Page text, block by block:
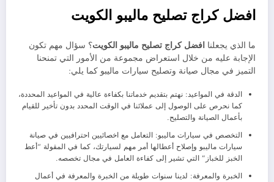
افضل كراج تصليح ماليبو الكويت
ما الذي يجعلنا افضل كراج تصليح ماليبو الكويت؟ سؤال مهم تكون
الإجابة عليه من خلال استعراض مجموعة من الأمور التي تمنحنا
التميز في مجال صيانة وتصليح سيارات ماليبو كما يلي:
الدقة في المواعيد: نهتم بتقديم خدماتنا بكفاءة عالية في المواعيد المحددة،
كما نحرص على الوصول إلى عملائنا في الوقت المحدد بدون تأخير للقيام
بأعمال الصيانة والتصليح.
التخصص في سيارات ماليبو: التعامل مع اخصائيين احترافيين في صيانة
سيارات ماليبو وإصلاح أعطالها أمر مهم لسيارتك، كما في المقولة “أعط
الخبز للخباز” التي تشير إلى كفاءة العامل في مجال تخصصه.
الخبرة والمعرفة: لدينا سنوات طويلة من الخبرة والمعرفة في أعمال